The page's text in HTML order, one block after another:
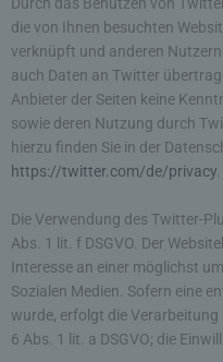
Durch das Benutzen von
die von Ihnen besuchten
verknüpft und anderen
auch Daten an Twitter
Anbieter der Seiten keine
sowie deren Nutzung durch
hierzu finden Sie in der
https://twitter.com/de/privacy.
Die Verwendung des Twitter-
Abs. 1 lit. f DSGVO. Der
Interesse an einer möglichst
Sozialen Medien. Sofern eine
wurde, erfolgt die
6 Abs. 1 lit. a DSGVO; die
und gespeichert
von Cookies,
Zahlreiche
Cookies. Viele
Cookie-ID. Eine
Kennung des
Zeichenfolge, durch
werden können, in
wurde. Dies
Internetseiten und
Browser der
Internetbrowsern, die
zu unterscheiden. Ein
kann über die